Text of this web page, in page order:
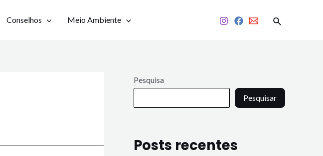
Conselhos Meio Ambiente
Pesquisa
Pesquisar
Posts recentes